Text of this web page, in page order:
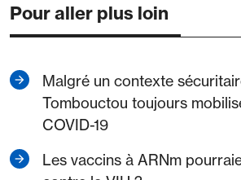
Pour aller plus loin
Malgré un contexte
Tombouctou toujours
COVID-19
Les vaccins à ARNm